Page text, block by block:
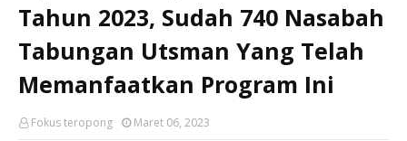
Tahun 2023, Sudah 740 Nasabah
Tabungan Utsman Yang Telah
Memanfaatkan Program Ini
Fokus teropong Maret 06, 2023